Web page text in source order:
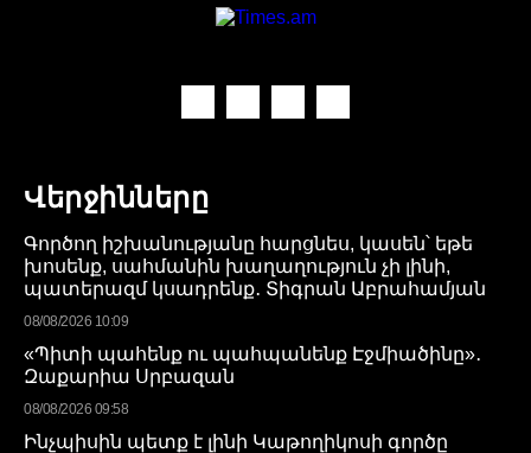
Վերջինները
Գործող իշխանությանը հարցնես, կասեն՝ եթե
խոսենք, սահմանին խաղաղություն չի լինի,
պատերազմ կսադրենք․ Տիգրան Աբրահամյան
08/08/2026 10:09
«Պիտի պահենք ու պահպանենք Էջմիածինը»․
Զաքարիա Սրբազան
08/08/2026 09:58
Ինչպիսին պետք է լինի Կաթողիկոսի գործը